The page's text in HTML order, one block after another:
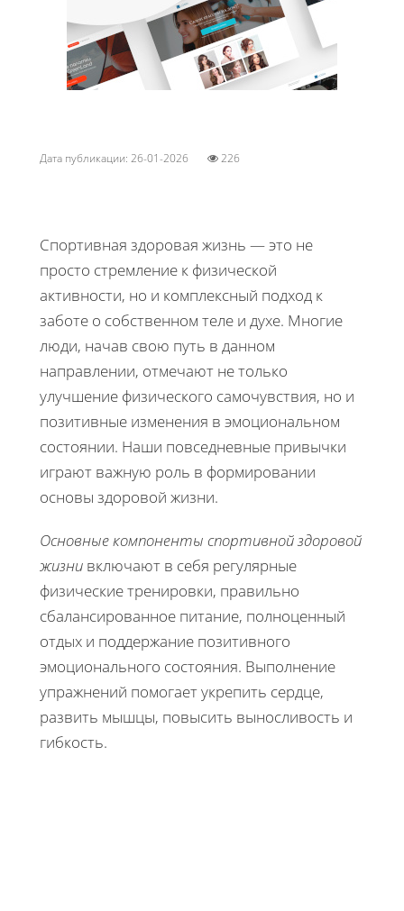
Дата публикации: 26-01-2026 226
Спортивная здоровая жизнь — это не
просто стремление к физической
активности, но и комплексный подход к
заботе о собственном теле и духе. Многие
люди, начав свою путь в данном
направлении, отмечают не только
улучшение физического самочувствия, но и
позитивные изменения в эмоциональном
состоянии. Наши повседневные привычки
играют важную роль в формировании
основы здоровой жизни.
Основные компоненты спортивной здоровой
жизни включают в себя регулярные
физические тренировки, правильно
сбалансированное питание, полноценный
отдых и поддержание позитивного
эмоционального состояния. Выполнение
упражнений помогает укрепить сердце,
развить мышцы, повысить выносливость и
гибкость.